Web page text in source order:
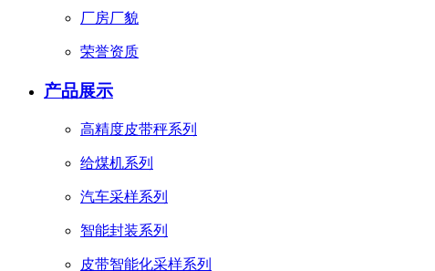
厂房厂貌
荣誉资质
产品展示
高精度皮带秤系列
给煤机系列
汽车采样系列
智能封装系列
皮带智能化采样系列